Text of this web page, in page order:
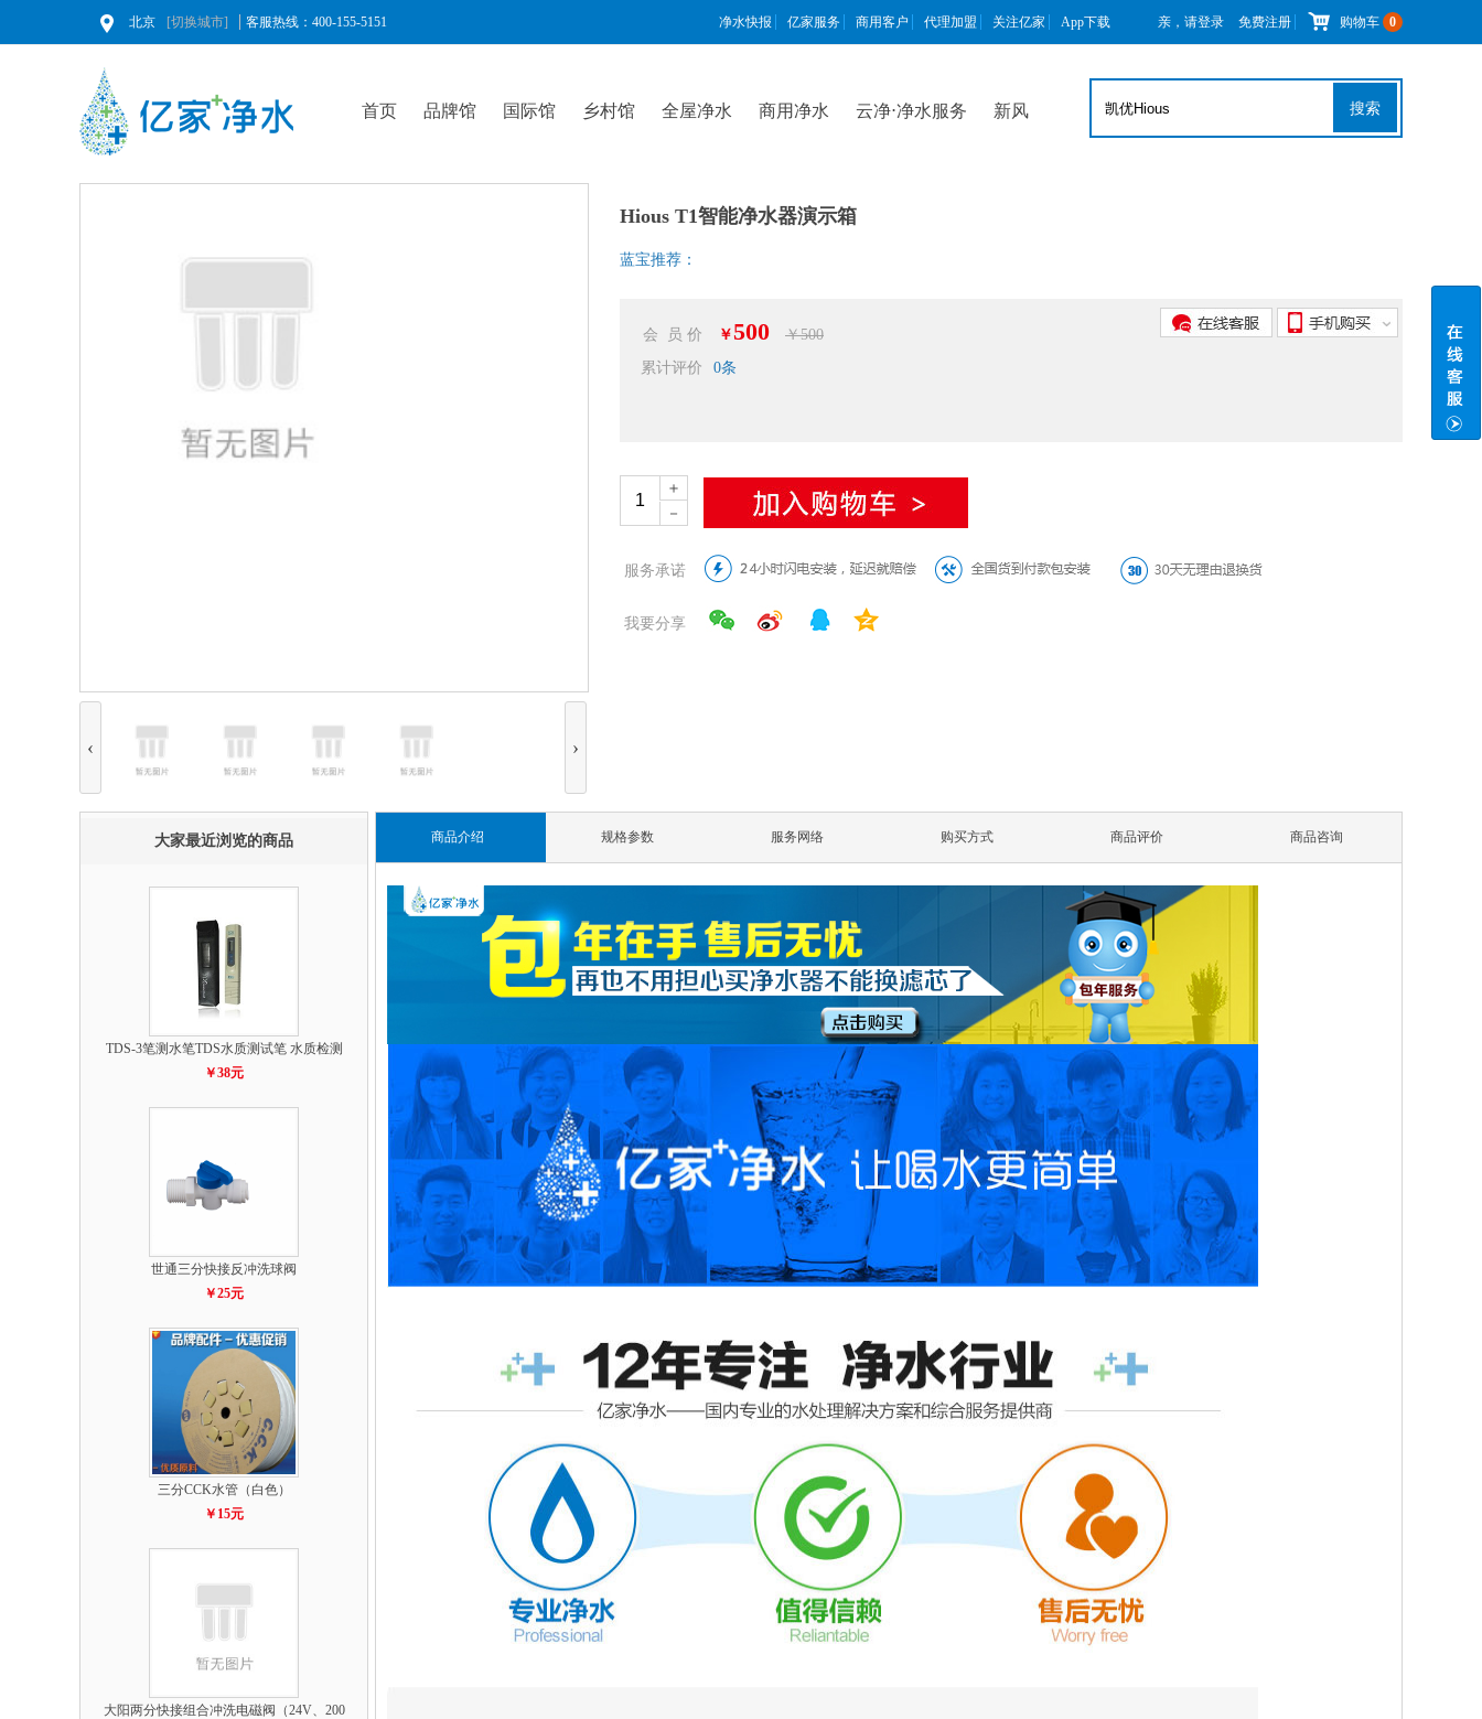
北京 [切换城市] 客服热线：400-155-5151 净水快报 亿家服务 商用客户 代理加盟 关注亿家 App下载 亲，请登录 免费注册 购物车 0
首页 品牌馆 国际馆 乡村馆 全屋净水 商用净水 云净⋅净水服务 新风 搜索
‹ ›
Hious T1智能净水器演示箱
蓝宝推荐：
会 员 价 ￥500
￥500
累计评价
0条
＋
－
服务承诺
我要分享
大家最近浏览的商品
TDS-3笔测水笔TDS水质测试笔 水质检测
￥38元
世通三分快接反冲洗球阀
￥25元
三分CCK水管（白色）
￥15元
大阳两分快接组合冲洗电磁阀（24V、200
商品介绍 规格参数 服务网络 购买方式 商品评价 商品咨询